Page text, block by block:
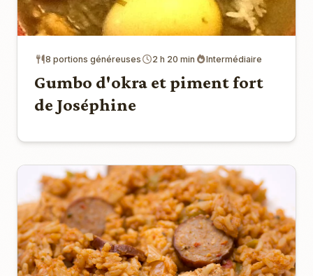
8 portions généreuses 2 h 20 min Intermédiaire
Gumbo d'okra et piment fort
de Joséphine